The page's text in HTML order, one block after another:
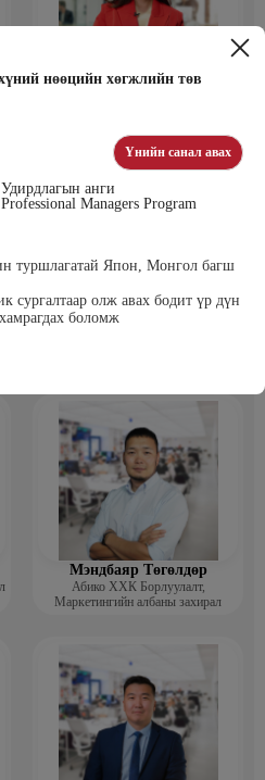
нөөцийн хөгжлийн төв
Үнийн санал авах
анги
Managers Program
туршлагатай Япон, Монгол багш
сургалтаар олж авах бодит үр дүн
боломж
Бээжин Солонгоо
сэтгэлзүйч
Энхбаатар Ичинхорлоо
Мэндбаяр Төгөлдөр
Абико ХХК Борлуулалт,
Маркетингийн албаны захирал